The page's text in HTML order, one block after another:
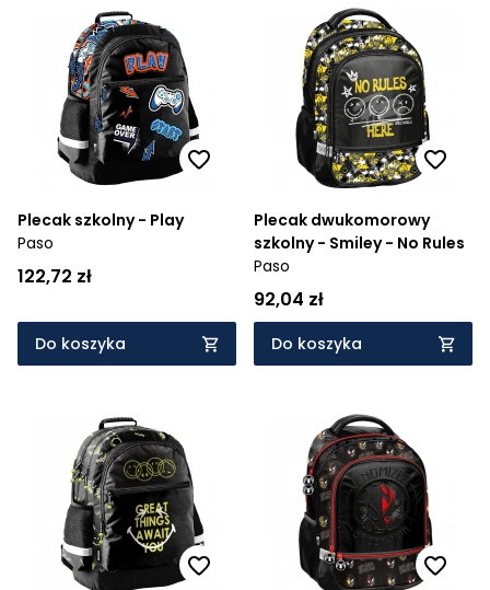
Plecak szkolny - Play
Paso
122,72 zł
Do koszyka
Plecak dwukomorowy
szkolny - Smiley - No Rules
Paso
92,04 zł
Do koszyka